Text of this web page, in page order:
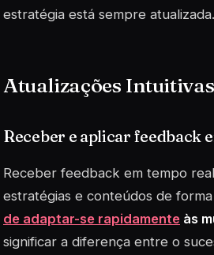
estratégia está sempre atualizada.
Atualizações Intuitivas
Receber e aplicar feedback
Receber feedback em tempo
estratégias e conteúdos de forma
de adaptar-se rapidamente às
significar a diferença entre o